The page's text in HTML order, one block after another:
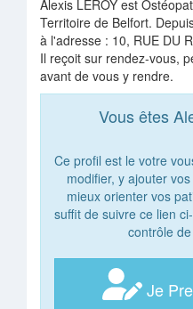
Alexis LEROY est
Territoire de Belfort.
à l'adresse : 10, RUE DU
Il reçoit sur rendez-vous,
avant de vous y rendre.
Vous êtes
Ce profil est le votre
modifier, y ajouter
mieux orienter vos
suffit de suivre ce lien
contrôle
Je